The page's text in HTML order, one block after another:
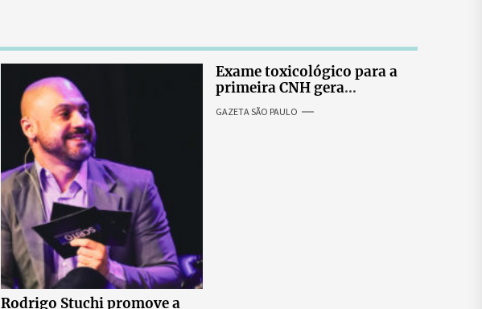
Rodrigo Stuchi promove a
Exame toxicológico para a
primeira CNH gera
denúncias de cortes
excessivos de cabelo e
GAZETA SÃO PAULO